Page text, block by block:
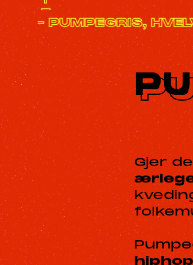
- PUMPEGRIS,
Gjer
hiphop